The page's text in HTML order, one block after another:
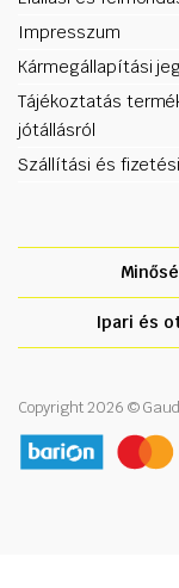
Impresszum
Kármegállapítási
Tájékoztatás
jótállásról
Szállítási és
Ipari és
Copyright 2026 ©